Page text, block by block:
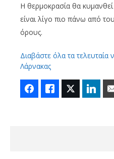
Η θερμοκρασία θα
είναι λίγο πιο πάνω από
όρους.
Διαβάστε όλα τα τελευταία
Λάρνακας
FacebookLike Twitter